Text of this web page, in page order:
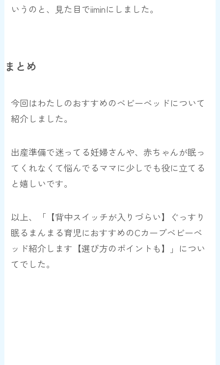
いうのと、見た目でiiminにしました。
まとめ
今回はわたしのおすすめのベビーベッドについて
紹介しました。
出産準備で迷ってる妊婦さんや、赤ちゃんが眠っ
てくれなくて悩んでるママに少しでも役に立てる
と嬉しいです。
以上、「【背中スイッチが入りづらい】ぐっすり
眠るまんまる育児におすすめのCカーブベビーベ
ッド紹介します【選び方のポイントも】」につい
てでした。